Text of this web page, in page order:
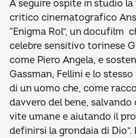
A seguire ospite in studio
critico cinematografico
“Enigma Rol”, un docufilm
celebre sensitivo torinese
come Piero Angela, e
Gassman, Fellini e lo
di un uomo che, come
davvero del bene,
vite umane e aiutando il
definirsi la grondaia di